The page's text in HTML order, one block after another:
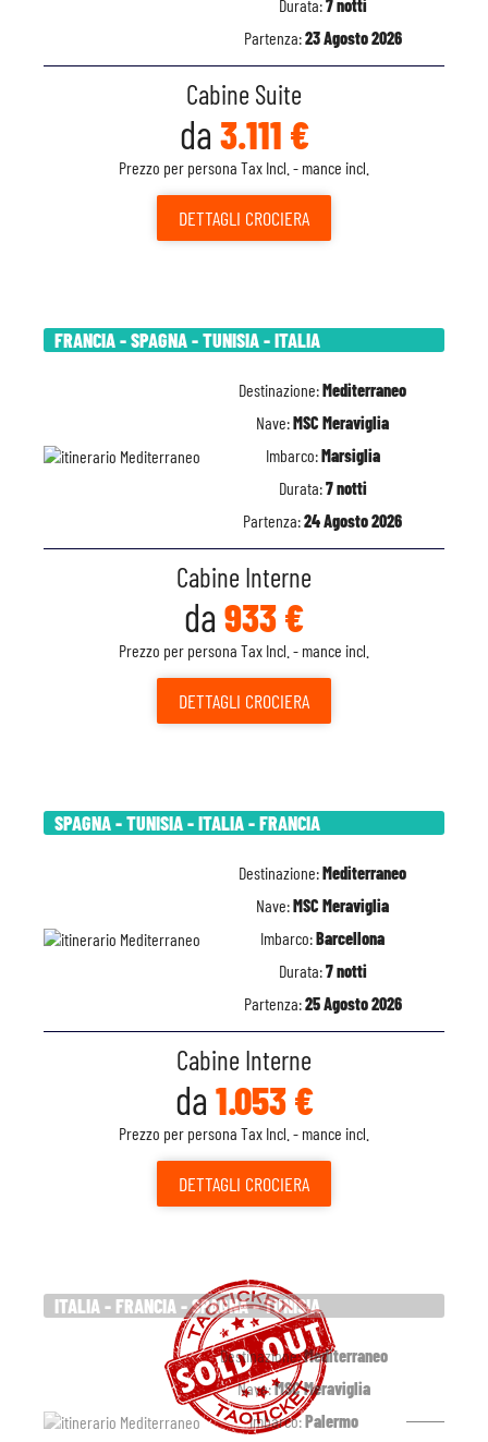
Durata:7 notti
Partenza:23 Agosto 2026
Cabine Suite
da 3.111 €
Prezzo per persona Tax Incl. - mance incl.
DETTAGLI CROCIERA
FRANCIA - SPAGNA - TUNISIA - ITALIA
Destinazione:Mediterraneo
Nave:MSC Meraviglia
Imbarco:Marsiglia
Durata:7 notti
Partenza:24 Agosto 2026
Cabine Interne
da 933 €
Prezzo per persona Tax Incl. - mance incl.
DETTAGLI CROCIERA
SPAGNA - TUNISIA - ITALIA - FRANCIA
Destinazione:Mediterraneo
Nave:MSC Meraviglia
Imbarco:Barcellona
Durata:7 notti
Partenza:25 Agosto 2026
Cabine Interne
da 1.053 €
Prezzo per persona Tax Incl. - mance incl.
DETTAGLI CROCIERA
ITALIA - FRANCIA - SPAGNA - TUNISIA
Destinazione:Mediterraneo
Nave:MSC Meraviglia
Imbarco:Palermo